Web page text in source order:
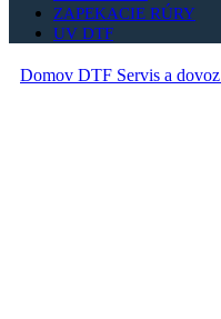
ZAPEKACIE RÚRY
UV DTF
Domov DTF Servis a dovoz